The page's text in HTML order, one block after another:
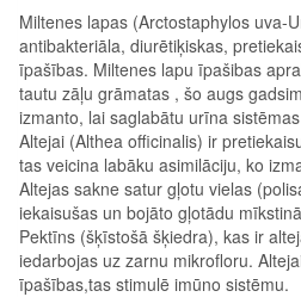
Miltenes lapas (Arctostaphylos uva-
antibakteriāla, diurētiķiskas,
īpašības. Miltenes lapu īpašibas
tautu zāļu grāmatas , šo augs
izmanto, lai saglabātu urīna
Altejai (Althea officinalis) ir
tas veicina labāku asimilāciju, ko
Altejas sakne satur gļotu vielas
iekaisušas un bojāto gļotādu
Pektīns (šķīstošā šķiedra), kas ir
iedarbojas uz zarnu mikrofloru.
īpašības,tas stimulē imūno sistēmu.